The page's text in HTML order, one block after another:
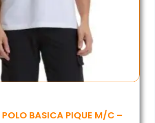
BASICA PIQUE M/C –